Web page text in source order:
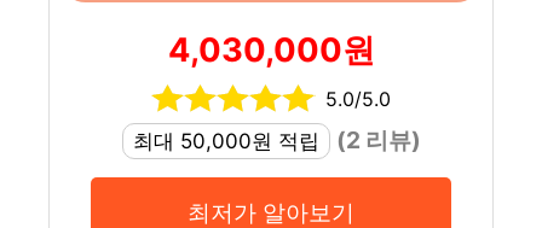
4,030,000원
5.0/5.0
최대 50,000원 적립
(2 리뷰)
최저가 알아보기